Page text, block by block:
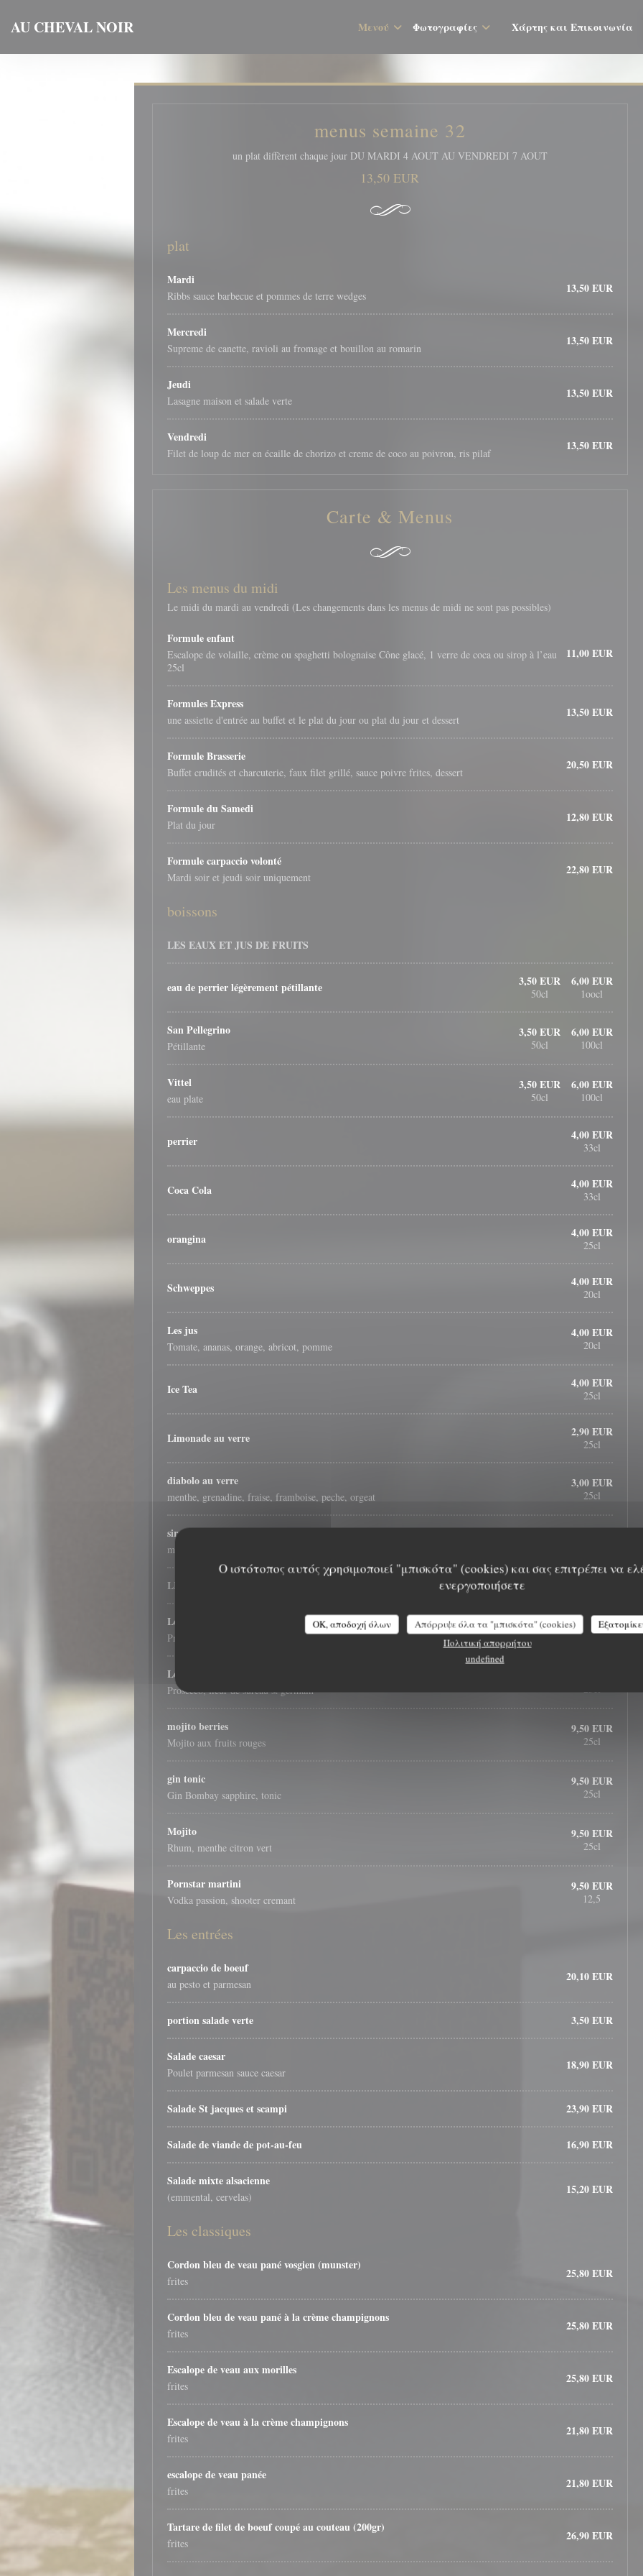
Ο ιστότοπος αυτός χρησιμοποιεί "μπισκότα" (cookies) και σας επιτρέπει να
ενεργοποιήσετε
OK, αποδοχή όλων Απόρριψε όλα τα "μπισκότα" (cookies)
Πολιτική απορρήτου
undefined
AU CHEVAL NOIR Μενού Φωτογραφίες ((ανοίγει σε νέο παράθυρο))
Χάρτης και Επικοινωνία
menus semaine 32
un plat diffèrent chaque jour DU MARDI 4 AOUT AU VENDREDI 7 AOUT
13,50 EUR
plat
Mardi
Ribbs sauce barbecue et pommes de terre wedges
13,50 EUR
Mercredi
Supreme de canette, ravioli au fromage et bouillon au romarin
13,50 EUR
Jeudi
Lasagne maison et salade verte
13,50 EUR
Vendredi
Filet de loup de mer en écaille de chorizo et creme de coco au poivron, ris pilaf
13,50 EUR
Carte & Menus
Les menus du midi
Le midi du mardi au vendredi (Les changements dans les menus de midi ne sont pas possibles)
Formule enfant
Escalope de volaille, crème ou spaghetti bolognaise Cône glacé, 1 verre de coca ou sirop à l’eau
25cl
11,00 EUR
Formules Express
une assiette d'entrée au buffet et le plat du jour ou plat du jour et dessert
13,50 EUR
Formule Brasserie
Buffet crudités et charcuterie, faux filet grillé, sauce poivre frites, dessert
20,50 EUR
Formule du Samedi
Plat du jour
12,80 EUR
Formule carpaccio volonté
Mardi soir et jeudi soir uniquement
22,80 EUR
boissons
LES EAUX ET JUS DE FRUITS
eau de perrier légèrement pétillante 3,50 EUR
50cl
6,00 EUR
1oocl
San Pellegrino
Pétillante
3,50 EUR
50cl
6,00 EUR
100cl
Vittel
eau plate
3,50 EUR
50cl
6,00 EUR
100cl
perrier 4,00 EUR
33cl
Coca Cola 4,00 EUR
33cl
orangina 4,00 EUR
25cl
Schweppes 4,00 EUR
20cl
Les jus
Tomate, ananas, orange, abricot, pomme
4,00 EUR
20cl
Ice Tea 4,00 EUR
25cl
Limonade au verre 2,90 EUR
25cl
diabolo au verre
menthe, grenadine, fraise, framboise, peche, orgeat
3,00 EUR
25cl
sirop à l'eau
menthe, grenadine, peche, citron, fraise framboise
LES COCKTAILS
Le Spritz
Prosecco, Aperol
9,50 EUR
25cl
Le Hugo
Prosecco, fleur de sureau st germain
mojito berries
Mojito aux fruits rouges
9,50 EUR
25cl
gin tonic
Gin Bombay sapphire, tonic
9,50 EUR
25cl
Mojito
Rhum, menthe citron vert
9,50 EUR
25cl
Pornstar martini
Vodka passion, shooter cremant
9,50 EUR
12,5
Les entrées
carpaccio de boeuf
au pesto et parmesan
20,10 EUR
portion salade verte 3,50 EUR
Salade caesar
Poulet parmesan sauce caesar
18,90 EUR
Salade St jacques et scampi 23,90 EUR
Salade de viande de pot-au-feu 16,90 EUR
Salade mixte alsacienne
(emmental, cervelas)
15,20 EUR
Les classiques
Cordon bleu de veau pané vosgien (munster)
frites
25,80 EUR
Cordon bleu de veau pané à la crème champignons
frites
25,80 EUR
Escalope de veau aux morilles
frites
25,80 EUR
Escalope de veau à la crème champignons
frites
21,80 EUR
escalope de veau panée
frites
21,80 EUR
Tartare de filet de boeuf coupé au couteau (200gr)
frites
26,90 EUR
AU CHEVAL NOIR